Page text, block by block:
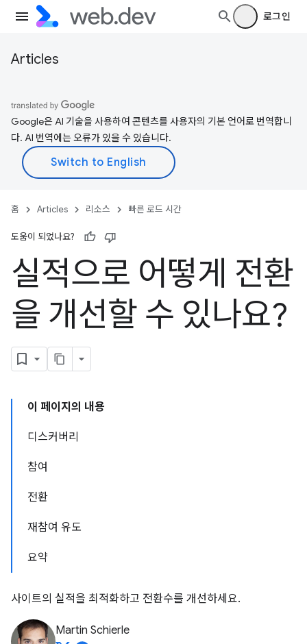
로그인
Articles
Google은 AI 기술을 사용하여 콘텐츠를 사용자의 기본 언어로 번역합니
다. AI 번역에는 오류가 있을 수 있습니다.
홈 Articles 리소스 빠른 로드 시간
도움이 되었나요?
실적으로 어떻게 전환
을 개선할 수 있나요?
이 페이지의 내용
디스커버리
참여
전환
재참여 유도
요약
사이트의 실적을 최적화하고 전환수를 개선하세요.
Martin Schierle